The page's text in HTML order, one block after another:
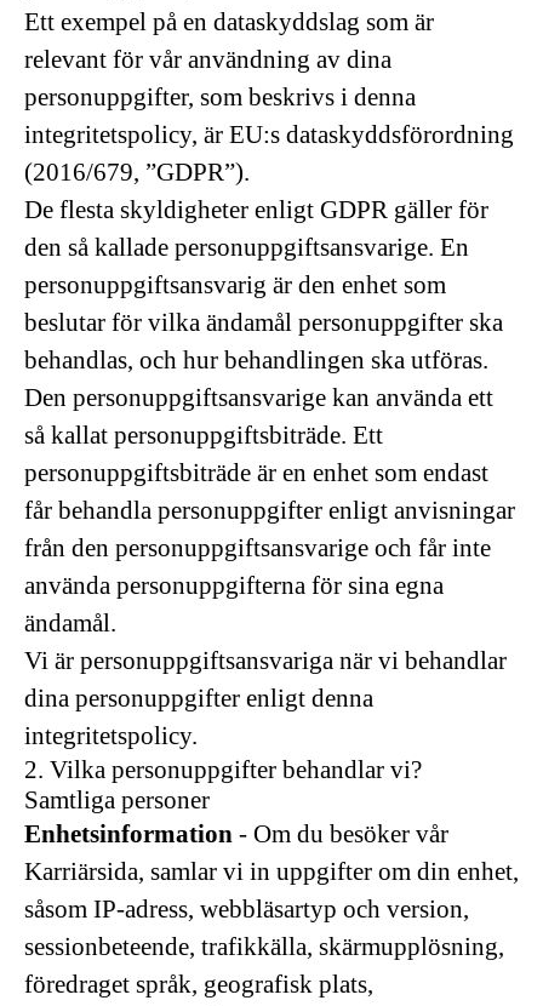
Ett exempel på en dataskyddslag som är
relevant för vår användning av dina
personuppgifter, som beskrivs i denna
integritetspolicy, är EU:s dataskyddsförordning
(2016/679, ”GDPR”).
De flesta skyldigheter enligt GDPR gäller för
den så kallade personuppgiftsansvarige. En
personuppgiftsansvarig är den enhet som
beslutar för vilka ändamål personuppgifter ska
behandlas, och hur behandlingen ska utföras.
Den personuppgiftsansvarige kan använda ett
så kallat personuppgiftsbiträde. Ett
personuppgiftsbiträde är en enhet som endast
får behandla personuppgifter enligt anvisningar
från den personuppgiftsansvarige och får inte
använda personuppgifterna för sina egna
ändamål.
Vi är personuppgiftsansvariga när vi behandlar
dina personuppgifter enligt denna
integritetspolicy.
2. Vilka personuppgifter behandlar vi?
Samtliga personer
Enhetsinformation - Om du besöker vår
Karriärsida, samlar vi in uppgifter om din enhet,
såsom IP-adress, webbläsartyp och version,
sessionbeteende, trafikkälla, skärmupplösning,
föredraget språk, geografisk plats,